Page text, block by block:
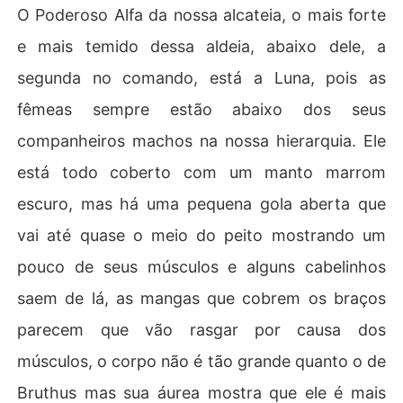
O Poderoso Alfa da nossa alcateia, o mais forte
e mais temido dessa aldeia, abaixo dele, a
segunda no comando, está a Luna, pois as
fêmeas sempre estão abaixo dos seus
companheiros machos na nossa hierarquia. Ele
está todo coberto com um manto marrom
escuro, mas há uma pequena gola aberta que
vai até quase o meio do peito mostrando um
pouco de seus músculos e alguns cabelinhos
saem de lá, as mangas que cobrem os braços
parecem que vão rasgar por causa dos
músculos, o corpo não é tão grande quanto o de
Bruthus mas sua áurea mostra que ele é mais